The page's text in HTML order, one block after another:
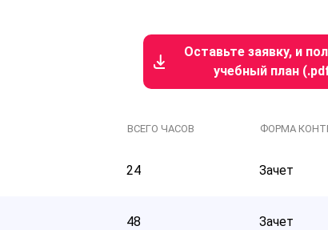
Оставьте заявку, и
учебный план
ВСЕГО ЧАСОВ ФОРМА
24 Зачет
48 Зачет